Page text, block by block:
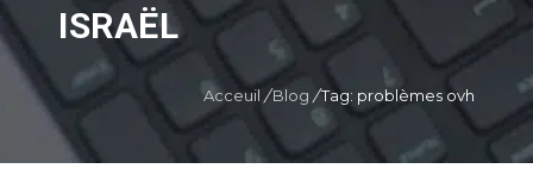
ISRAËL
Acceuil /Blog /Tag: problèmes ovh